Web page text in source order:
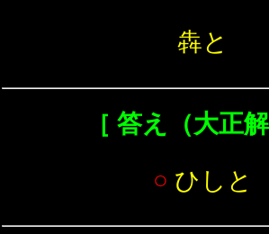
犇と
［ 答え（大正解
○ ひしと